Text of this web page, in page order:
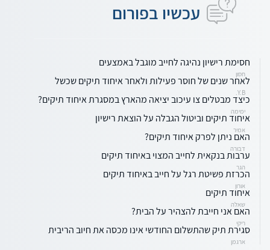
עכשיו בפורום
חסימת רישיון נהיגה לחייב מוגבל באמצעים
חסון
לאחר שנים של חוסר פעילות ולאחר איחוד תיקים שכשל
Y.B.
כיצד מבטלים צו עיכוב יציאה מהארץ במסגרת איחוד תיקים?
ימימה
איחוד תיקים וביטול הגבלה על הוצאת רישיון
אמיר
האם ניתן לפרק איחוד תיקים?
דבורה
ערבות בנקאית לחייב המצוי באיחוד תיקים
הגר
הכרזת פשיטת רגל על חייב באיחוד תיקים
אורון
איחוד תיקים
שאלה
האם אני חייבת להצהיר על הבית?
ריקי
סגירת תיק שהתשלום החודשי אינו מכסה את חיוב הריבית
ארגמן